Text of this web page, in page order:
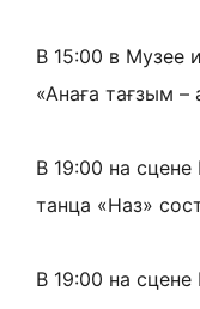
В 15:00 в Музее
«Анаға тағзым –
В 19:00 на сцене
танца «Наз»
В 19:00 на сцене